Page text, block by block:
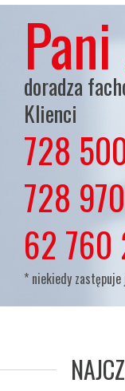
doradza
Klienci
728
lub
728
lub
62 760
* niekiedy